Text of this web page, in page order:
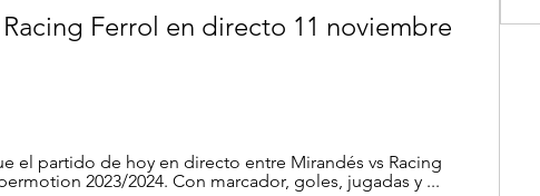
Ferrol en directo 11 noviembre
el partido de hoy en directo entre Mirandés vs Racing
2023/2024. Con marcador, goles, jugadas y ...